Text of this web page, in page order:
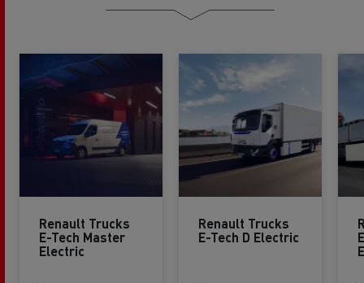
Renault Trucks
E-Tech Master
Electric
Renault Trucks
E-Tech D Electric